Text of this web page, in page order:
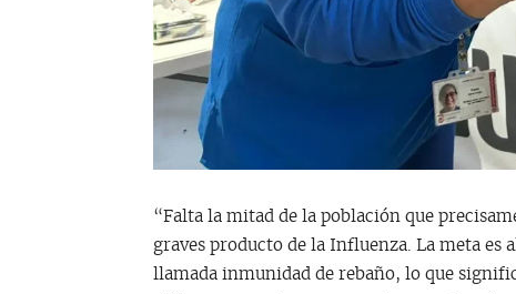
“Falta la mitad de la población que
graves producto de la Influenza. La meta es
llamada inmunidad de rebaño, lo que